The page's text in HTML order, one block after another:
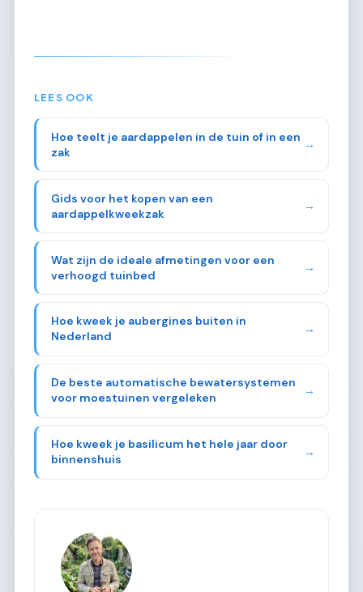
LEES OOK
Hoe teelt je aardappelen in de tuin of in een
zak
→
Gids voor het kopen van een
aardappelkweekzak
→
Wat zijn de ideale afmetingen voor een
verhoogd tuinbed
→
Hoe kweek je aubergines buiten in
Nederland
→
De beste automatische bewatersystemen
voor moestuinen vergeleken
→
Hoe kweek je basilicum het hele jaar door
binnenshuis
→